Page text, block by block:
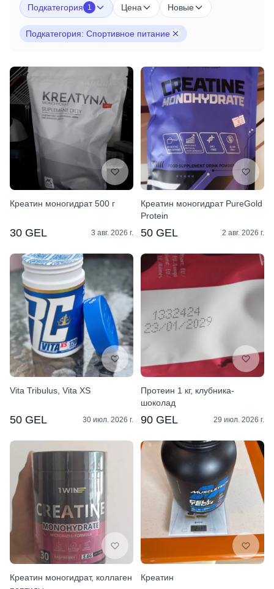
Подкатегория 1 Цена Новые
Подкатегория: Спортивное питание
Креатин моногидрат 500 г
30 GEL 3 авг. 2026 г.
Креатин моногидрат PureGold
Protein
50 GEL 2 авг. 2026 г.
Vita Tribulus, Vita XS
50 GEL 30 июл. 2026 г.
Протеин 1 кг, клубника-
шоколад
90 GEL 29 июл. 2026 г.
Креатин моногидрат, коллаген
Креатин